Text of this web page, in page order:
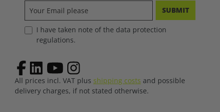
SUBMIT
I have taken note of the data protection
regulations.
All prices incl. VAT plus shipping costs and possible
delivery charges, if not stated otherwise.